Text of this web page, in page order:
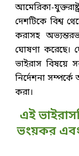
আমেরিকা-
দেশটিকে বিশ্ব
করাসহ
ঘোষণা করেছে।
ভাইরাস বিষয়ে
নির্দেশনা
করা।
এই
ভংয়কর